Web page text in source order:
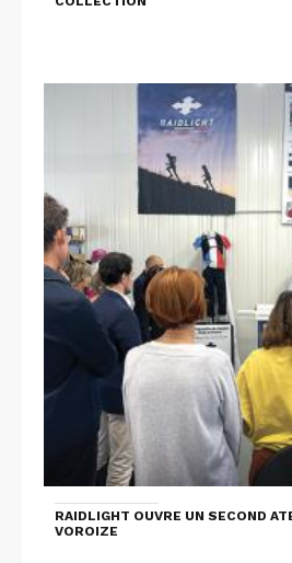
RAIDLIGHT OUVRE UN SECOND
VOROIZE